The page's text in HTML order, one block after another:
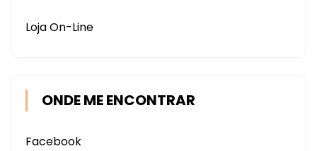
Loja On-Line
ONDE ME ENCONTRAR
Facebook